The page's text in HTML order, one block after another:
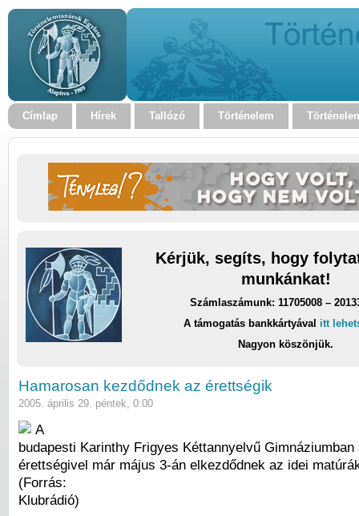
Címlap Hírek Tallózó Történelem
Kérjük, segíts, hogy
munkánkat!
Számlaszámunk: 11705008 –
A támogatás bankkártyával itt
Nagyon köszönjük.
Hamarosan kezdődnek az érettségik
2005. április 29. péntek, 0:00
A
budapesti Karinthy Frigyes Kéttannyelvű
érettségivel már május 3-án elkezdődnek az idei
(Forrás:
Klubrádió)